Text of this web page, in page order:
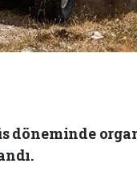
döneminde